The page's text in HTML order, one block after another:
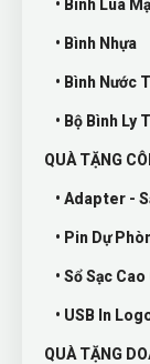
• Bình Lúa
• Bình Nhựa
• Bình Nước
• Bộ Bình Ly
QUÀ TẶNG
• Adapter -
• Pin Dự
• Sổ Sạc Cao
• USB In
QUÀ TẶNG